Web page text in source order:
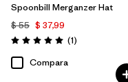
Spoonbill Merganzer Hat
$ 55 $ 37,99
Valoración: 5.0 / 5
(1Comentarios
)
Compara